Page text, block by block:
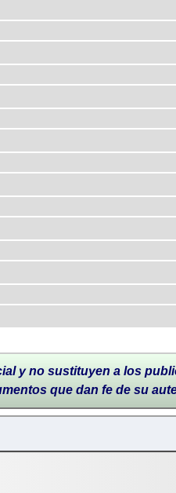
y no sustituyen a los
que dan fe de su